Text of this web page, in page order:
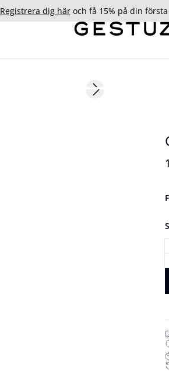
Registrera dig häroch få 15% på din
177 cm • S/36Next slide